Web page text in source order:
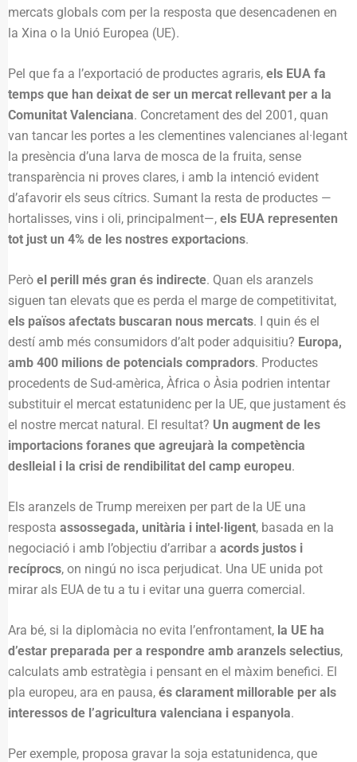
mercats globals com per la resposta que desencadenen en
la Xina o la Unió Europea (UE).
Pel que fa a l’exportació de productes agraris, els EUA fa
temps que han deixat de ser un mercat rellevant per a la
Comunitat Valenciana. Concretament des del 2001, quan
van tancar les portes a les clementines valencianes al·legant
la presència d’una larva de mosca de la fruita, sense
transparència ni proves clares, i amb la intenció evident
d’afavorir els seus cítrics. Sumant la resta de productes —
hortalisses, vins i oli, principalment—, els EUA representen
tot just un 4% de les nostres exportacions.
Però el perill més gran és indirecte. Quan els aranzels
siguen tan elevats que es perda el marge de competitivitat,
els països afectats buscaran nous mercats. I quin és el
destí amb més consumidors d’alt poder adquisitiu? Europa,
amb 400 milions de potencials compradors. Productes
procedents de Sud-amèrica, Àfrica o Àsia podrien intentar
substituir el mercat estatunidenc per la UE, que justament és
el nostre mercat natural. El resultat? Un augment de les
importacions foranes que agreujarà la competència
deslleial i la crisi de rendibilitat del camp europeu.
Els aranzels de Trump mereixen per part de la UE una
resposta assossegada, unitària i intel·ligent, basada en la
negociació i amb l’objectiu d’arribar a acords justos i
recíprocs, on ningú no isca perjudicat. Una UE unida pot
mirar als EUA de tu a tu i evitar una guerra comercial.
Ara bé, si la diplomàcia no evita l’enfrontament, la UE ha
d’estar preparada per a respondre amb aranzels selectius,
calculats amb estratègia i pensant en el màxim benefici. El
pla europeu, ara en pausa, és clarament millorable per als
interessos de l’agricultura valenciana i espanyola.
Per exemple, proposa gravar la soja estatunidenca, que